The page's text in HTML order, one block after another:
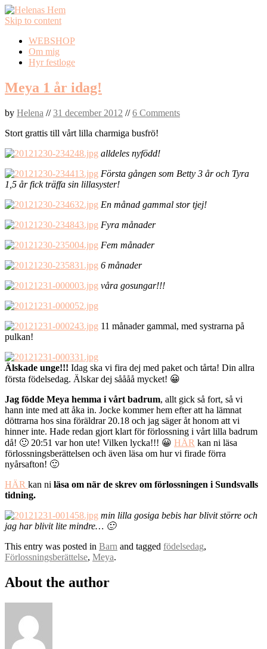
Skip to content
WEBSHOP
Om mig
Hyr festloge
Meya 1 år idag!
by Helena //31 december 2012 //6 Comments
Stort grattis till vårt lilla charmiga busfrö!
alldeles nyfödd!
Första gången som Betty 3 år och Tyra
1,5 år fick träffa sin lillasyster!
En månad gammal stor tjej!
Fyra månader
Fem månader
6 månader
våra gosungar!!!
11 månader gammal, med systrarna på
pulkan!
Älskade unge!!! Idag ska vi fira dej med paket och tårta! Din allra
första födelsedag. Älskar dej såååå mycket! 😀
Jag födde Meya hemma i vårt badrum, allt gick så fort, så vi
hann inte med att åka in. Jocke kommer hem efter att ha lämnat
döttrarna hos sina föräldrar 20.18 och jag säger åt honom att vi
hinner inte. Hade redan gjort klart för förlossning i vårt lilla badrum
då! 🙂 20:51 var hon ute! Vilken lycka!!! 😀 HÄR kan ni läsa
förlossningsberättelsen och även läsa om hur vi firade förra
nyårsafton! 🙂
HÄR kan ni läsa om när de skrev om förlossningen i Sundsvalls
tidning.
min lilla gosiga bebis har blivit större och
jag har blivit lite mindre… 🙂
This entry was posted in Barn and tagged födelsedag,
Förlossningsberättelse, Meya.
About the author